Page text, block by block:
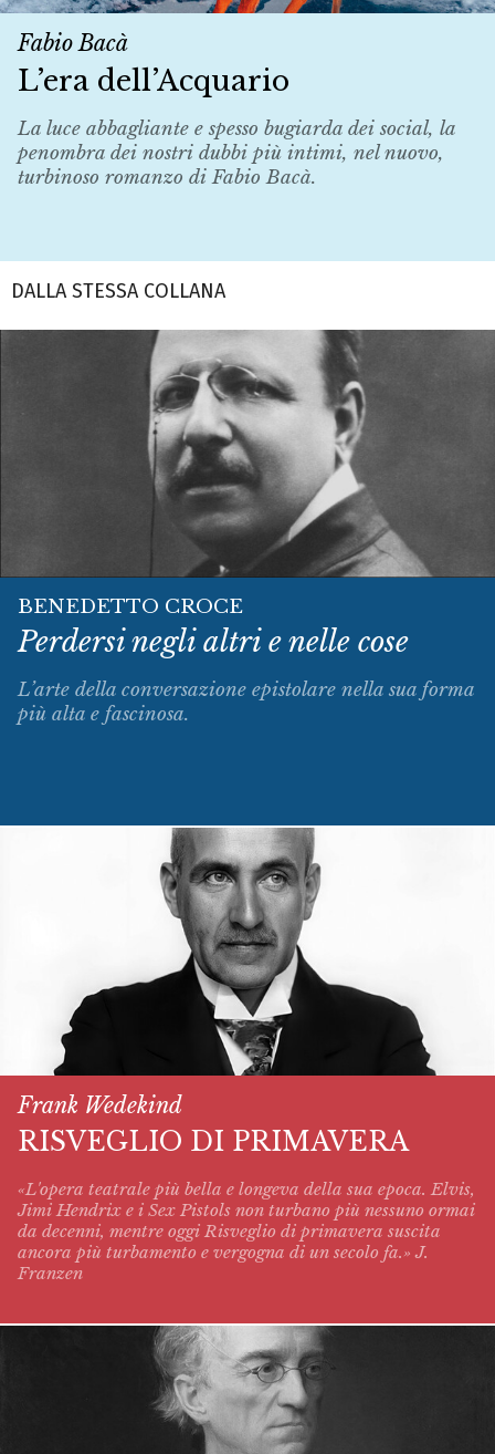
Fabio Bacà
L’era dell’Acquario
La luce abbagliante e spesso bugiarda dei social, la
penombra dei nostri dubbi più intimi, nel nuovo,
turbinoso romanzo di Fabio Bacà.
DALLA STESSA COLLANA
BENEDETTO CROCE
Perdersi negli altri e nelle cose
L’arte della conversazione epistolare nella sua forma
più alta e fascinosa.
Frank Wedekind
RISVEGLIO DI PRIMAVERA
«L'opera teatrale più bella e longeva della sua epoca. Elvis,
Jimi Hendrix e i Sex Pistols non turbano più nessuno ormai
da decenni, mentre oggi Risveglio di primavera suscita
ancora più turbamento e vergogna di un secolo fa.» J.
Franzen